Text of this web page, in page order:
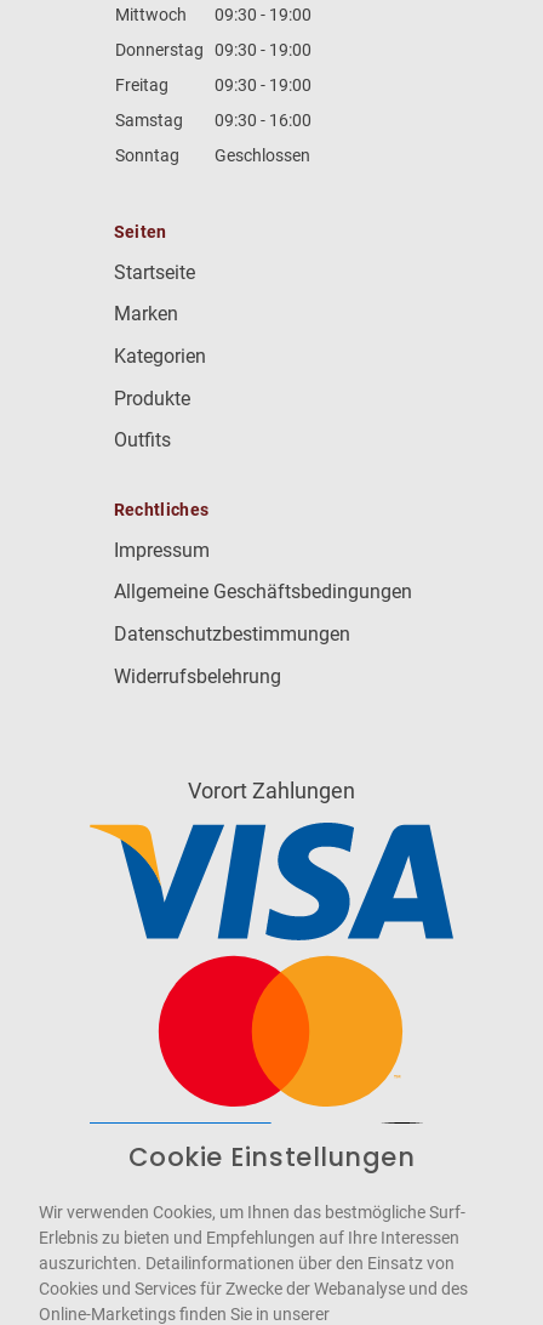
Mittwoch
09:30 - 19:00
Donnerstag
09:30 - 19:00
Freitag
09:30 - 19:00
Samstag
09:30 - 16:00
Sonntag
Geschlossen
Seiten
Startseite
Marken
Kategorien
Produkte
Outfits
Rechtliches
Impressum
Allgemeine Geschäftsbedingungen
Datenschutzbestimmungen
Widerrufsbelehrung
Vorort Zahlungen
WCAG-2.1-AA
Cookie Einstellungen
Wir verwenden Cookies, um Ihnen das bestmögliche Surf-
Erlebnis zu bieten und Empfehlungen auf Ihre Interessen
auszurichten. Detailinformationen über den Einsatz von
Cookies und Services für Zwecke der Webanalyse und des
Online-Marketings finden Sie in unserer